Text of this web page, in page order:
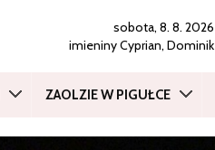
sobota, 8. 8. 2026
imieninyCyprian, Dominik
ZAOLZIE W PIGUŁCE